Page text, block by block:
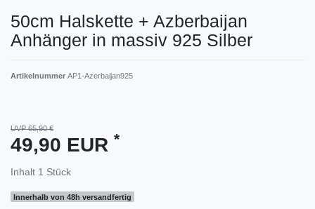
50cm Halskette + Azberbaijan
Anhänger in massiv 925 Silber
Artikelnummer AP1-Azerbaijan925
UVP 65,90 €
49,90 EUR *
Inhalt 1 Stück
Innerhalb von 48h versandfertig